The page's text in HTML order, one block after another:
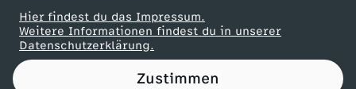
Hier findest du das Impressum.
Weitere Informationen findest du in unserer
Datenschutzerklärung.
Zustimmen
S
I
Partner